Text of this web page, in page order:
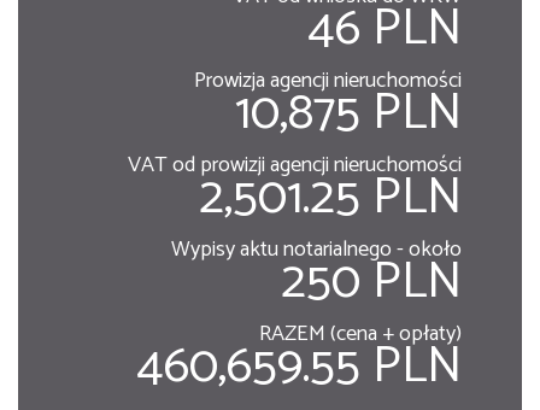
46 PLN
Prowizja agencji nieruchomości
10,875 PLN
VAT od prowizji agencji nieruchomości
2,501.25 PLN
Wypisy aktu notarialnego - około
250 PLN
RAZEM (cena + opłaty)
460,659.55 PLN